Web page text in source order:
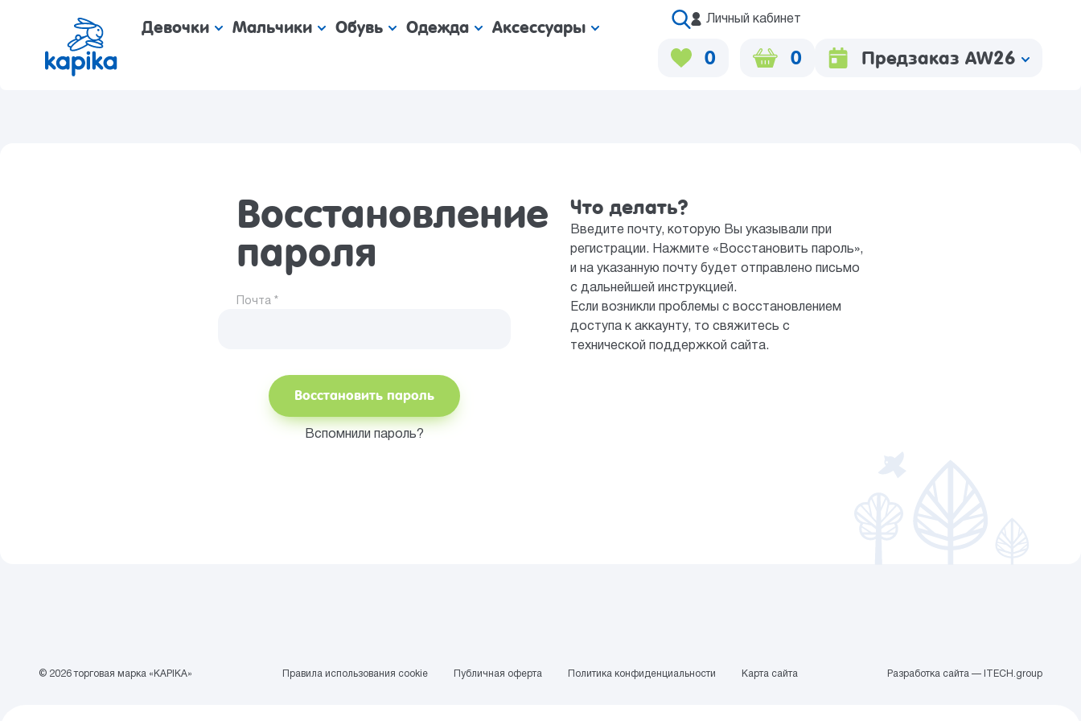
Девочки Мальчики Обувь Одежда Аксессуары Личный кабинет
0 0 Предзаказ AW26
Восстановление
пароля
Почта *
Восстановить пароль
Вспомнили пароль?
Что делать?
Введите почту, которую Вы указывали при
регистрации. Нажмите «Восстановить пароль»,
и на указанную почту будет отправлено письмо
с дальнейшей инструкцией.
Если возникли проблемы с восстановлением
доступа к аккаунту, то свяжитесь с
технической поддержкой сайта.
© 2026 торговая марка «KAPIKA» Правила использования cookie Публичная оферта Политика конфиденциальности Карта сайта Разработка сайта — ITECH.group